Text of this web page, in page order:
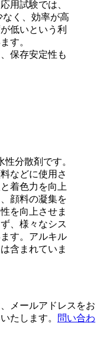
用試験では、
く、効率が高
低いという利
す。
保存安定性も
分散剤です。
などに使用さ
着色力を向上
顔料の凝集を
を向上させま
、様々なシス
す。アルキル
含まれていま
メールアドレスをお
たします。
問い合わ